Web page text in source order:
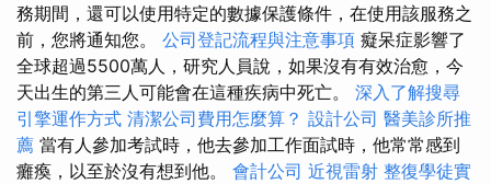
務期間，還可以使用特定的數據保護條件，在使用該服務之
前，您將通知您。 公司登記流程與注意事項 癡呆症影響了
全球超過5500萬人，研究人員說，如果沒有有效治愈，今
天出生的第三人可能會在這種疾病中死亡。 深入了解搜尋
引擎運作方式 清潔公司費用怎麼算？ 設計公司 醫美診所推
薦 當有人參加考試時，他去參加工作面試時，他常常感到
癱瘓，以至於沒有想到他。 會計公司 近視雷射 整復學徒實